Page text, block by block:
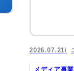
2026.07.21
メディア事業